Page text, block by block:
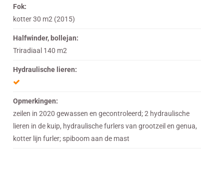
Fok:
kotter 30 m2 (2015)
Halfwinder, bollejan:
Triradiaal 140 m2
Hydraulische lieren:
Opmerkingen:
zeilen in 2020 gewassen en gecontroleerd; 2 hydraulische
lieren in de kuip, hydraulische furlers van grootzeil en genua,
kotter lijn furler; spiboom aan de mast